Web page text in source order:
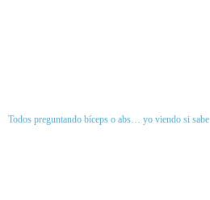
Todos preguntando bíceps o abs… yo viendo si sabe